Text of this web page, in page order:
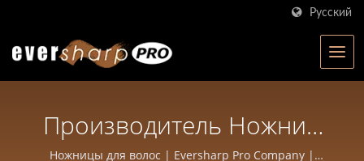
Русский
Производитель Ножниц
Ножницы для волос | Eversharp Pro Company |